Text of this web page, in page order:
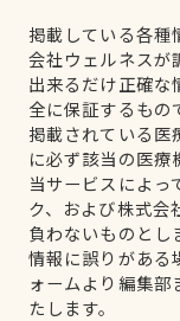
掲載している各種
会社ウェルネスが
出来るだけ正確な
全に保証するもの
掲載されている医
に必ず該当の医療
当サービスによっ
ク、および株式会
負わないものとし
情報に誤りがある
ォームより編集部
たします。